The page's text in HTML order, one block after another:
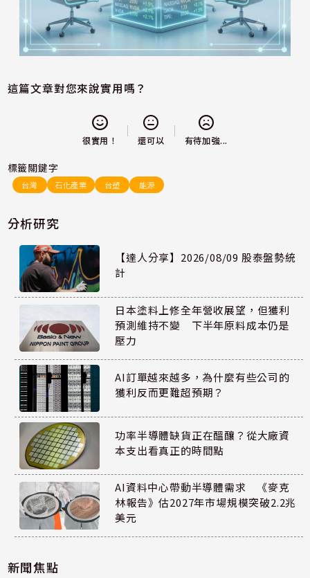
這篇文章對您來說實用嗎？
很實用！ 還可以 有待加強...
標籤關鍵字
台灣 石化產業 台塑 能源
分析研究
【達人分享】2026/08/09 股泰盤勢統
計
日本塗料上修全年營收展望，但獲利
預測維持不變 下半年原料成本仍是
壓力
AI訂單越來越多，為什麼有些公司的
獲利反而更難超預期？
功率半導體缺貨正在醞釀？從大廠資
本支出看真正的時間點
AI資料中心帶動半導體需求 《麥克
林報告》估2027年市場規模突破2.2兆
美元
新聞焦點